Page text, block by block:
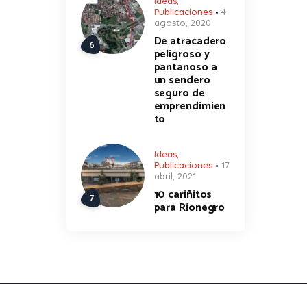
Publicaciones
4
agosto, 2020
De atracadero
peligroso y
pantanoso a
un sendero
seguro de
emprendimien
to
Ideas,
Publicaciones
17
abril, 2021
10 cariñitos
para Rionegro